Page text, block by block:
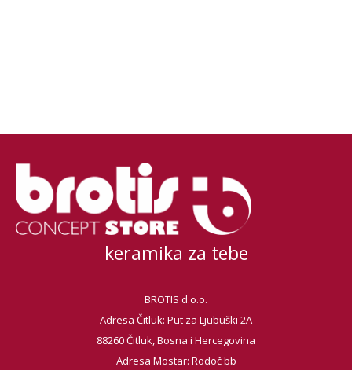
keramika za tebe
BROTIS d.o.o.
Adresa Čitluk: Put za Ljubuški 2A
88260 Čitluk, Bosna i Hercegovina
Adresa Mostar: Rodoč bb